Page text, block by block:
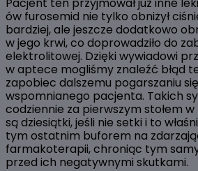
ów furosemid nie tylko obniżył
bardziej, ale jeszcze dodatkowo
w jego krwi, co doprowadziło do
elektrolitowej. Dzięki wywiadowi
w aptece mogliśmy znaleźć błąd
zapobiec dalszemu pogarszaniu
wspomnianego pacjenta. Takich
codziennie za pierwszym stołem
są dziesiątki, jeśli nie setki i to
tym ostatnim buforem na
farmakoterapii, chroniąc tym
przed ich negatywnymi skutkami.